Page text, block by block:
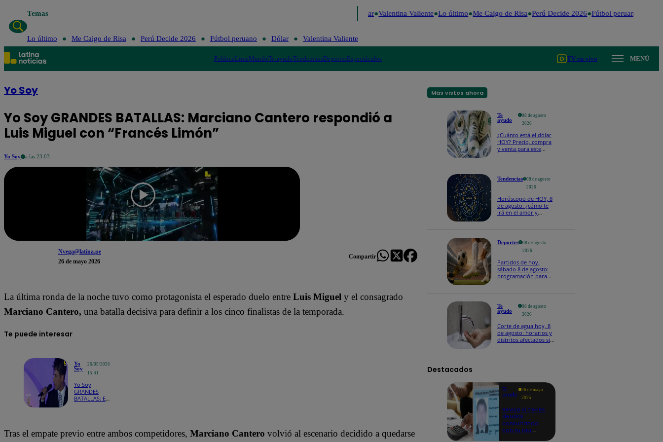
Temas Dólar Valentina Valiente Lo último Me Caigo de Risa Perú Decide 2026 Fútbol peruano
Lo último Me Caigo de Risa Perú Decide 2026 Fútbol peruano Dólar Valentina Valiente
PolíticaLimaMundoTe ayudoTendenciasDeportesEspectáculos TV en vivo MENÚ
Yo Soy
Yo Soy GRANDES BATALLAS: Marciano Cantero respondió a
Luis Miguel con “Francés Limón”
Yo Soy a las 23:03
Nvega@latina.pe
26 de mayo 2026
Compartir
La última ronda de la noche tuvo como protagonista el esperado duelo entre Luis Miguel y el consagrado
Marciano Cantero, una batalla decisiva para definir a los cinco finalistas de la temporada.
Te puede interesar
Yo
Soy
26/05/2026
15:41
Yo Soy
GRANDES
BATALLAS: El
Tras el empate previo entre ambos competidores, Marciano Cantero volvió al escenario decidido a quedarse
Más vistos ahora
Te
ayudo
08 de agosto
2026
¿Cuánto está el dólar
HOY? Precio, compra
y venta para este
Tendencias
08 de agosto
2026
Horóscopo de HOY, 8
de agosto: ¿cómo te
irá en el amor y
Deportes
08 de agosto
2026
Partidos de hoy,
sábado 8 de agosto:
programación para
Te
ayudo
08 de agosto
2026
Corte de agua hoy, 8
de agosto: horarios y
distritos afectados sin
Destacados
Te
ayudo
26 de mayo
2025
Revisa si tienes
deudas
consultando
con tu DNI: